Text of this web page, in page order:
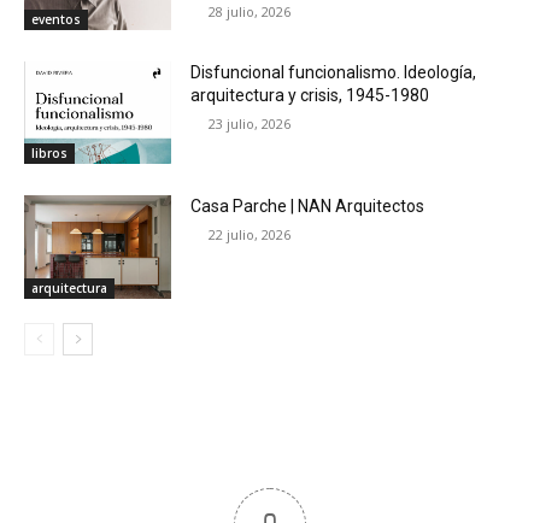
eventos 28 julio, 2026
libros
Disfuncional funcionalismo. Ideología,
arquitectura y crisis, 1945-1980
23 julio, 2026
arquitectura
Casa Parche | NAN Arquitectos
22 julio, 2026